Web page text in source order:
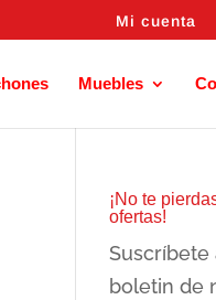
Mi cuenta
Muebles
¡No te
ofertas!
Suscríbete
boletin de